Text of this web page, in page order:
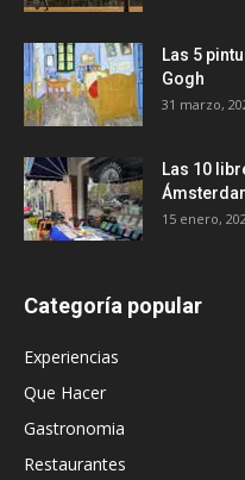
Las 5
Gogh
31 marzo,
Las 10
15 enero,
Categoría popular
Experiencias
Que Hacer
Gastronomia
Restaurantes